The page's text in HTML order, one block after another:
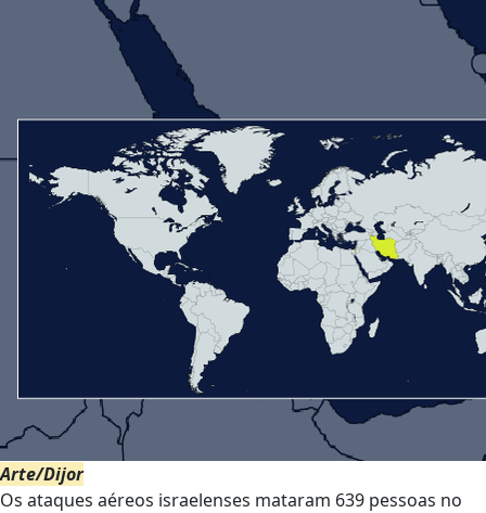
Arte/Dijor
Os ataques aéreos israelenses mataram 639 pessoas no